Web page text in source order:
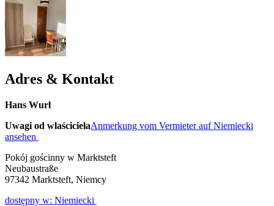
Adres & Kontakt
Hans Wurl
Uwagi od wlaścicielaAnmerkung vom Vermieter auf Niemiecki
ansehen
Pokój gościnny w Marktsteft
Neubaustraße
97342 Marktsteft, Niemcy
dostępny w: Niemiecki